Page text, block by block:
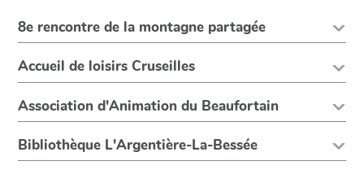
8e rencontre de la montagne partagée
Accueil de loisirs Cruseilles
Association d'Animation du Beaufortain
Bibliothèque L'Argentière-La-Bessée